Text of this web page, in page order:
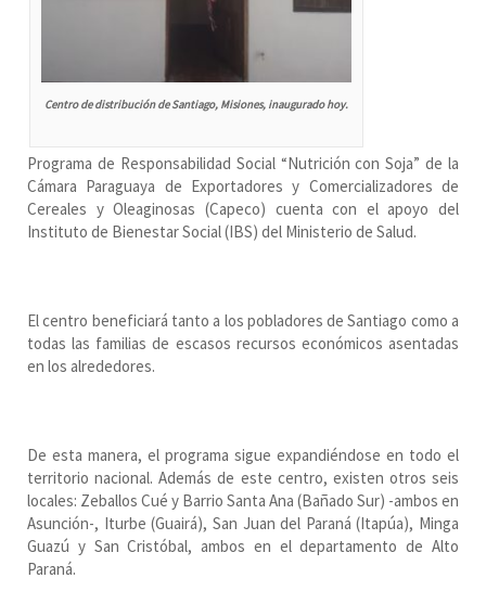
Centro de distribución de Santiago, Misiones, inaugurado hoy.
Programa de Responsabilidad Social “Nutrición con Soja” de la
Cámara Paraguaya de Exportadores y Comercializadores de
Cereales y Oleaginosas (Capeco) cuenta con el apoyo del
Instituto de Bienestar Social (IBS) del Ministerio de Salud.
El centro beneficiará tanto a los pobladores de Santiago como a
todas las familias de escasos recursos económicos asentadas
en los alrededores.
De esta manera, el programa sigue expandiéndose en todo el
territorio nacional. Además de este centro, existen otros seis
locales: Zeballos Cué y Barrio Santa Ana (Bañado Sur) -ambos en
Asunción-, Iturbe (Guairá), San Juan del Paraná (Itapúa), Minga
Guazú y San Cristóbal, ambos en el departamento de Alto
Paraná.